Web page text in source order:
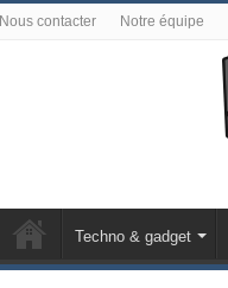
Nous contacter Notre équipe
Techno & gadget